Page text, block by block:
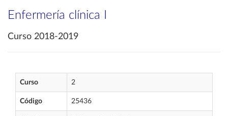
Enfermería clínica I
Curso 2018-2019
Curso 2
Código 25436